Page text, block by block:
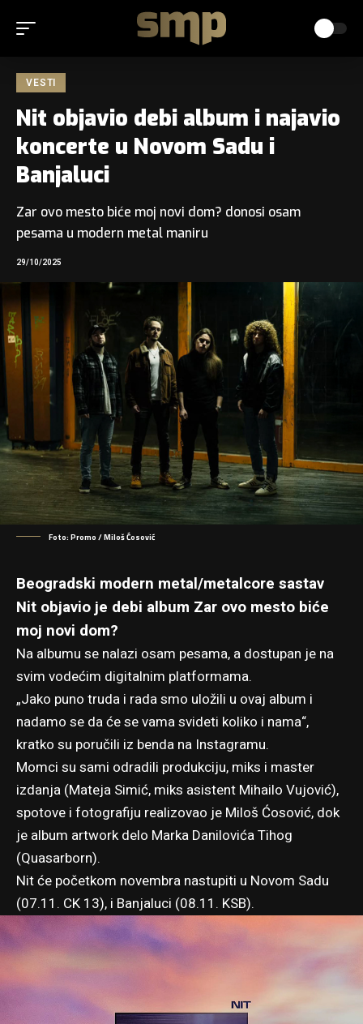
VESTI
Nit objavio debi album i najavio
koncerte u Novom Sadu i
Banjaluci
Zar ovo mesto biće moj novi dom? donosi osam
pesama u modern metal maniru
29/10/2025
Foto: Promo / Miloš Ćosović
Beogradski modern metal/metalcore sastav
Nit objavio je debi album Zar ovo mesto biće
moj novi dom?
Na albumu se nalazi osam pesama, a dostupan je na
svim vodećim digitalnim platformama.
„Jako puno truda i rada smo uložili u ovaj album i
nadamo se da će se vama svideti koliko i nama“,
kratko su poručili iz benda na Instagramu.
Momci su sami odradili produkciju, miks i master
izdanja (Mateja Simić, miks asistent Mihailo Vujović),
spotove i fotografiju realizovao je Miloš Ćosović, dok
je album artwork delo Marka Danilovića Tihog
(Quasarborn).
Nit će početkom novembra nastupiti u Novom Sadu
(07.11. CK 13), i Banjaluci (08.11. KSB).